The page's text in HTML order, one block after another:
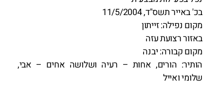
בכ' באייר תשס"ד, 11/5/2004
מקום נפילה: זייתון
באזור רצועת עזה
מקום קבורה: יבנה
הותיר: הורים, אחות – רעיה ושלושה אחים – אבי,
שלומי ואייל